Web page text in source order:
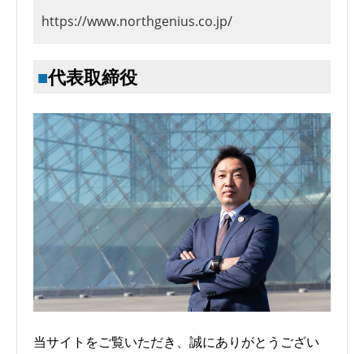
https://www.northgenius.co.jp/
代表取締役
当サイトをご覧いただき、誠にありがとうござい